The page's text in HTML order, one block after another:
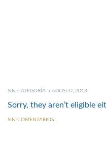
SIN CATEGORÍA 5 AGOSTO, 2013
Sorry, they aren’t eligible
SIN COMENTARIOS